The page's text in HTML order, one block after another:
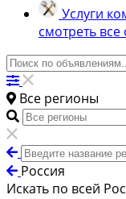
Услуги
смотреть
Все регионы
Россия
Искать по всей